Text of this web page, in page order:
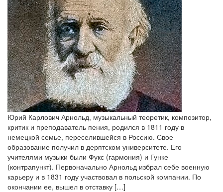
Юрий Карлович Арнольд, музыкальный теоретик, композитор,
критик и преподаватель пения, родился в 1811 году в
немецкой семье, переселившейся в Россию. Свое
образование получил в дерптском университете. Его
учителями музыки были Фукс (гармония) и Гунке
(контрапункт). Первоначально Арнольд избрал себе военную
карьеру и в 1831 году участвовал в польской компании. По
окончании ее, вышел в отставку […]